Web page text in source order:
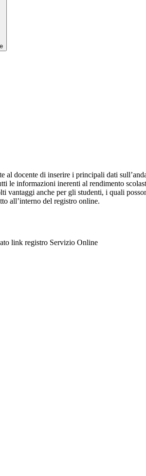
al docente di inserire i principali dati
le informazioni inerenti al rendimento
vantaggi anche per gli studenti, i quali
all’interno del registro online.
link registro Servizio Online